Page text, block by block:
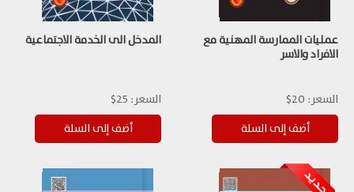
عمليات الممارسة المهنية مع
الافراد والاسر
السعر: 20$
المدخل الى الخدمة الاجتماعية
السعر: 25$